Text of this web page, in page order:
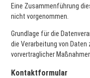
Eine Zusammenführung
nicht vorgenommen.
Grundlage für die
die Verarbeitung von
vorvertraglicher
Kontaktformular